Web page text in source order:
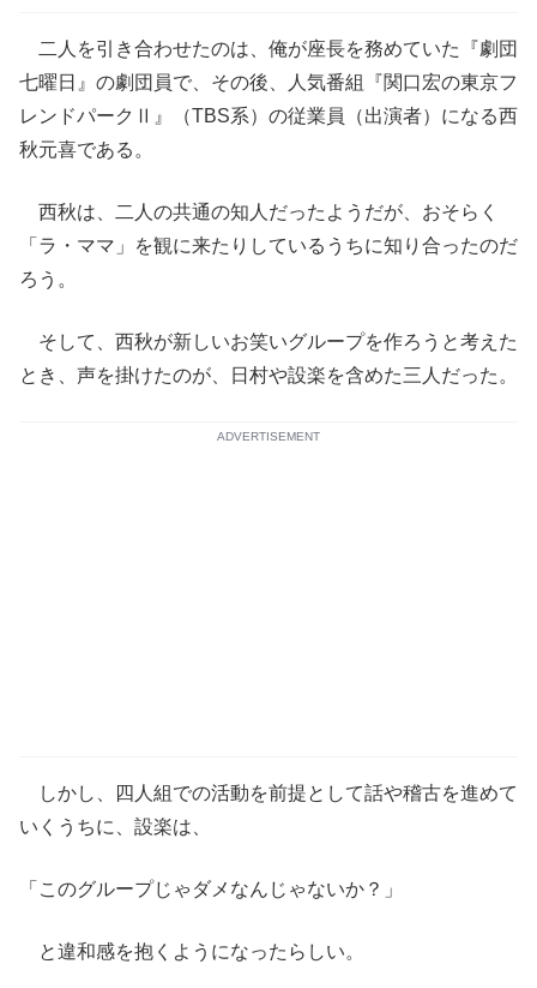
二人を引き合わせたのは、俺が座長を務めていた『劇団
七曜日』の劇団員で、その後、人気番組『関口宏の東京フ
レンドパークⅡ』（TBS系）の従業員（出演者）になる西
秋元喜である。
西秋は、二人の共通の知人だったようだが、おそらく
「ラ・ママ」を観に来たりしているうちに知り合ったのだ
ろう。
そして、西秋が新しいお笑いグループを作ろうと考えた
とき、声を掛けたのが、日村や設楽を含めた三人だった。
ADVERTISEMENT
しかし、四人組での活動を前提として話や稽古を進めて
いくうちに、設楽は、
「このグループじゃダメなんじゃないか？」
と違和感を抱くようになったらしい。